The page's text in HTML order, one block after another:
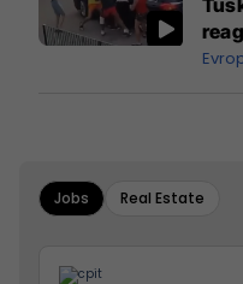
Jobs Real Estate